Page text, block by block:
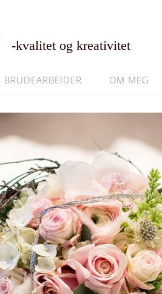
-kvalitet og kreativitet
BRUDEARBEIDER OM MEG